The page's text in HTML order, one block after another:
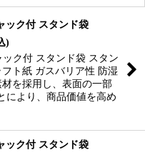
ック付 スタンド袋
)
ク付 スタンド袋 スタン
ト紙 ガスバリア性 防湿
を採用し、表面の一部
により、商品価値を高め
ック付 スタンド袋